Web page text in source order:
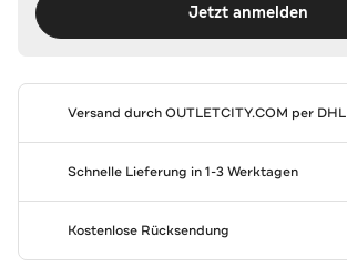
Jetzt anmelden
Versand durchOUTLETCITY.COM per DHL
Schnelle Lieferung in 1-3 Werktagen
Kostenlose Rücksendung